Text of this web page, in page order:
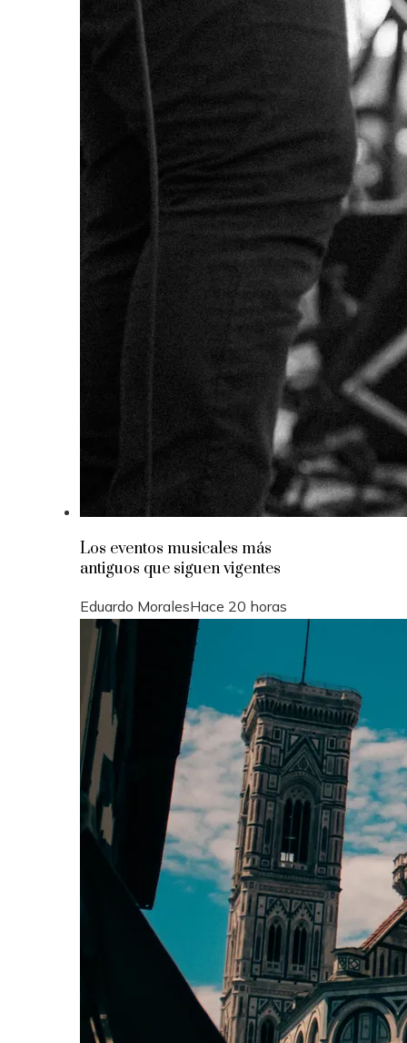
Los eventos musicales más
antiguos que siguen vigentes
Eduardo MoralesHace 20 horas